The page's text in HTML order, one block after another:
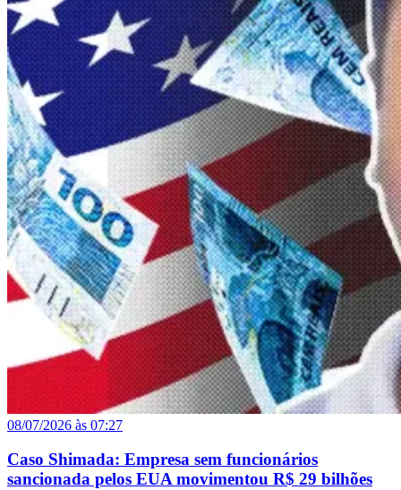
08/07/2026 às 07:27
Caso Shimada: Empresa sem funcionários
sancionada pelos EUA movimentou R$ 29 bilhões